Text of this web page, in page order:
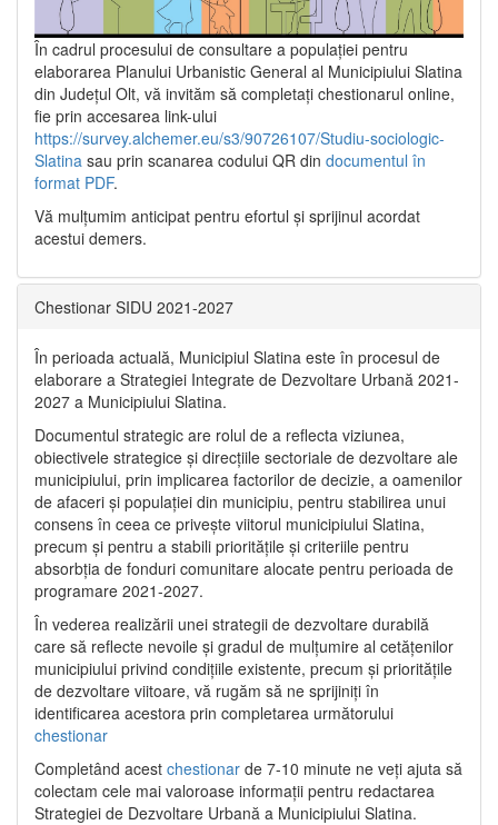
În cadrul procesului de consultare a populaţiei pentru
elaborarea Planului Urbanistic General al Municipiului Slatina
din Județul Olt, vă invităm să completați chestionarul online,
fie prin accesarea link-ului
https://survey.alchemer.eu/s3/90726107/Studiu-sociologic-
Slatina sau prin scanarea codului QR din documentul în
format PDF.
Vă mulţumim anticipat pentru efortul şi sprijinul acordat
acestui demers.
Chestionar SIDU 2021-2027
În perioada actuală, Municipiul Slatina este în procesul de
elaborare a Strategiei Integrate de Dezvoltare Urbană 2021‐
2027 a Municipiului Slatina.
Documentul strategic are rolul de a reflecta viziunea,
obiectivele strategice și direcțiile sectoriale de dezvoltare ale
municipiului, prin implicarea factorilor de decizie, a oamenilor
de afaceri și populației din municipiu, pentru stabilirea unui
consens în ceea ce privește viitorul municipiului Slatina,
precum și pentru a stabili prioritățile și criteriile pentru
absorbția de fonduri comunitare alocate pentru perioada de
programare 2021-2027.
În vederea realizării unei strategii de dezvoltare durabilă
care să reflecte nevoile și gradul de mulțumire al cetățenilor
municipiului privind condițiile existente, precum și prioritățile
de dezvoltare viitoare, vă rugăm să ne sprijiniți în
identificarea acestora prin completarea următorului
chestionar
Completând acest chestionar de 7-10 minute ne veți ajuta să
colectam cele mai valoroase informații pentru redactarea
Strategiei de Dezvoltare Urbană a Municipiului Slatina.